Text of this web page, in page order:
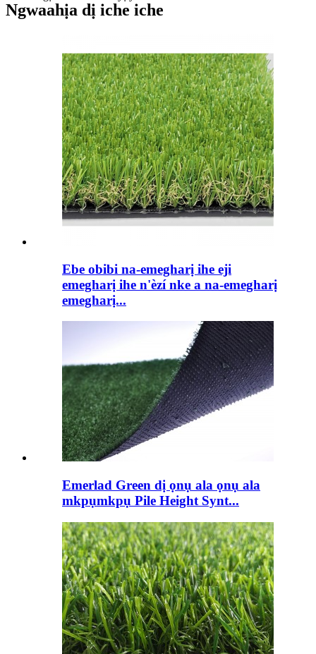
Ngwaahịa dị iche iche
Ebe obibi na-emegharị ihe eji
emegharị ihe n'èzí nke a na-emegharị
emegharị...
Emerlad Green dị ọnụ ala ọnụ ala
mkpụmkpụ Pile Height Synt...